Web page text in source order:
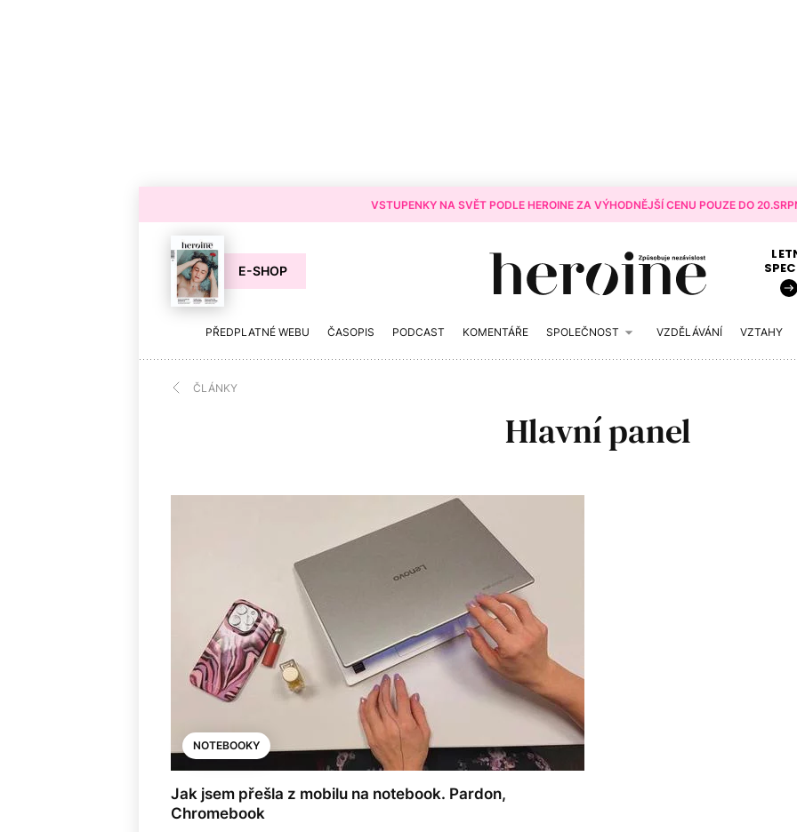
VSTUPENKY NA SVĚT PODLE HEROINE ZA VÝHODNĚJŠÍ CENU POUZE DO
E-SHOP
PŘEDPLATNÉ WEBU ČASOPIS PODCAST KOMENTÁŘE SPOLEČNOST VZDĚLÁVÁNÍ VZTAHY
ČLÁNKY
Hlavní panel
NOTEBOOKY
Jak jsem přešla z mobilu na notebook. Pardon,
Chromebook